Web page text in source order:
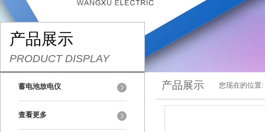
产品展示
PRODUCT DISPLAY
蓄电池放电仪
查看更多
产品展示 您现在的位置: